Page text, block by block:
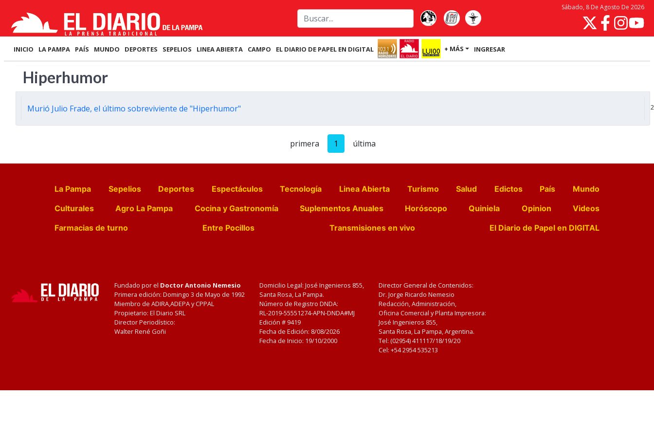
Sábado, 8 De Agosto De 2026
INICIO LA PAMPA PAÍS MUNDO DEPORTES SEPELIOS LINEA ABIERTA CAMPO EL DIARIO DE PAPEL EN DIGITAL + MÁS INGRESAR
Hiperhumor
Murió Julio Frade, el último sobreviviente de "Hiperhumor"
primera 1 última
La Pampa Sepelios Deportes Espectáculos Tecnología Linea Abierta Turismo Salud Edictos País
Mundo
Culturales
Agro La Pampa Cocina y Gastronomía Suplementos Anuales Horóscopo Quiniela Opinion
Videos
Farmacias de turno
Entre Pocillos Transmisiones en vivo El Diario de Papel en DIGITAL
Fundado por el Doctor Antonio Nemesio
Primera edición: Domingo 3 de Mayo de 1992
Miembro de ADIRA,ADEPA y CPPAL
Propietario: El Diario SRL
Director Periodístico:
Walter René Goñi
Domicilio Legal: José Ingenieros 855,
Santa Rosa, La Pampa.
Número de Registro DNDA:
RL-2019-55551274-APN-DNDA#MJ
Edición # 9419
Fecha de Edición: 8/08/2026
Fecha de Inicio: 19/10/2000
Director General de Contenidos:
Dr. Jorge Ricardo Nemesio
Redacción, Administración,
Oficina Comercial y Planta Impresora:
José Ingenieros 855,
Santa Rosa, La Pampa, Argentina.
Tel: (02954) 411117/18/19/20
Cel: +54 2954 535213